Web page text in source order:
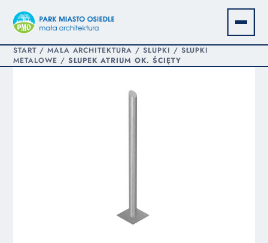
START/ MAŁA ARCHITEKTURA / SŁUPKI / SŁUPKI
METALOWE / SŁUPEK ATRIUM OK. ŚCIĘTY